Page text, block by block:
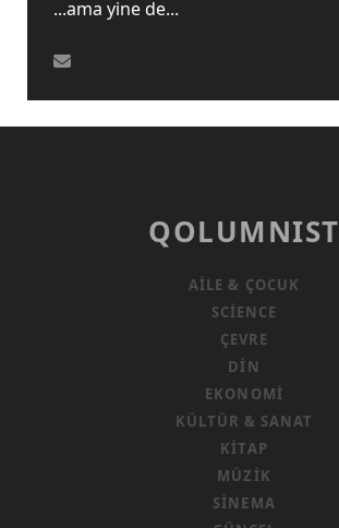
...ama yine de...
QOLUMNIST
AILE & ÇOCUK
SCIENCE
ÇEVRE
DIN
EKONOMI
KÜLTÜR & SANAT
KITAP
MÜZIK
SINEMA